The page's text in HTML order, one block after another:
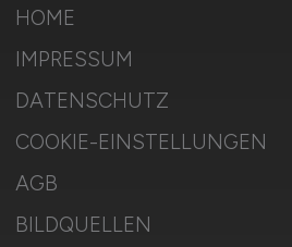
HOME
IMPRESSUM
DATENSCHUTZ
COOKIE-EINSTELLUNGEN
AGB
BILDQUELLEN